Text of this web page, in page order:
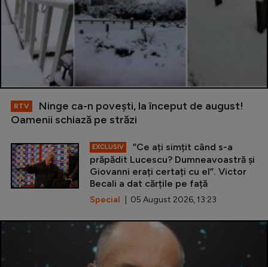
RTV
Ninge ca-n povești, la început de august!
Oamenii schiază pe străzi
EXCLUSIV
”Ce ați simțit când s-a
prăpădit Lucescu? Dumneavoastră și
Giovanni erați certați cu el”. Victor
Becali a dat cărțile pe față
Special | 05 August 2026, 13:23